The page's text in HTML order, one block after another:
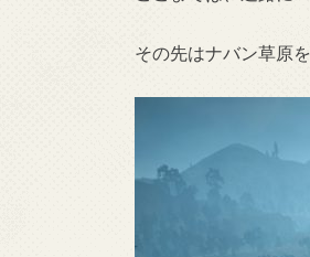
その先はナバン草原